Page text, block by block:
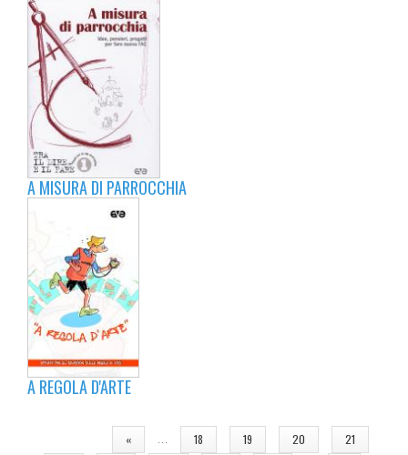
A MISURA DI PARROCCHIA
A REGOLA D'ARTE
« … 18 19 20
21